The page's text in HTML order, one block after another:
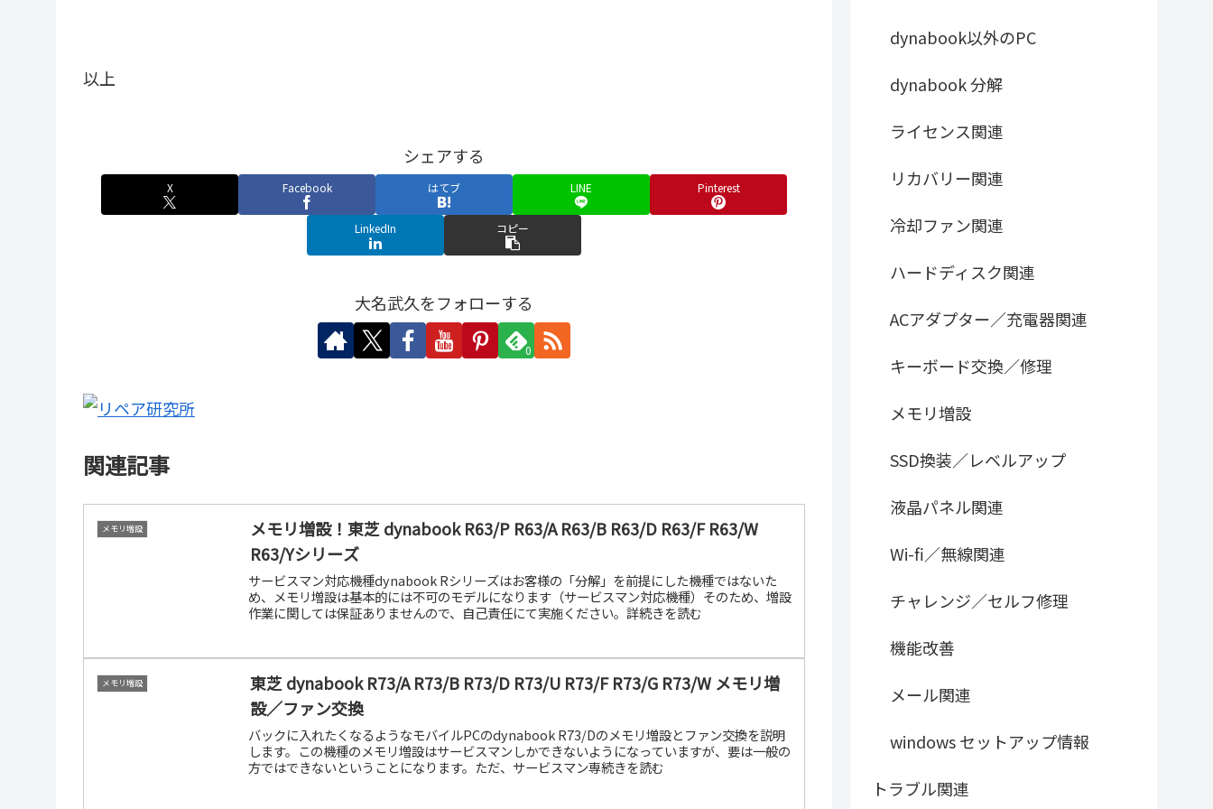
以上
シェアする
X Facebook はてブ LINE Pinterest
LinkedIn コピー
大名武久をフォローする
0
関連記事
メモリ増設
メモリ増設！東芝 dynabook R63/P R63/A R63/B R63/D R63/F R63/W
R63/Yシリーズ
サービスマン対応機種dynabook Rシリーズはお客様の「分解」を前提にした機種ではないた
め、メモリ増設は基本的には不可のモデルになります（サービスマン対応機種）そのため、増設
作業に関しては保証ありませんので、自己責任にて実施ください。詳続きを読む
メモリ増設
東芝 dynabook R73/A R73/B R73/D R73/U R73/F R73/G R73/W メモリ増
設／ファン交換
バックに入れたくなるようなモバイルPCのdynabook R73/Dのメモリ増設とファン交換を説明
します。この機種のメモリ増設はサービスマンしかできないようになっていますが、要は一般の
方ではできないということになります。ただ、サービスマン専続きを読む
dynabook以外のPC
dynabook 分解
ライセンス関連
リカバリー関連
冷却ファン関連
ハードディスク関連
ACアダプター／充電器関連
キーボード交換／修理
メモリ増設
SSD換装／レベルアップ
液晶パネル関連
Wi-fi／無線関連
チャレンジ／セルフ修理
機能改善
メール関連
windows セットアップ情報
トラブル関連